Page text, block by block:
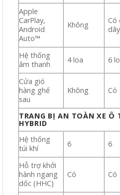
Apple
CarPlay,
Android
Auto™
Không
Có
dây
Hệ thống
âm thanh
4 loa 6
Cửa gió
hàng ghế
sau
Không Có
TRANG BỊ AN TOÀN XE Ô
HYBRID
Hệ thống
túi khí
6 6
Hỗ trợ khởi
hành ngang
dốc (HHC)
Có Có